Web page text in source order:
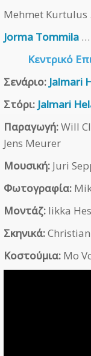
Mehmet
Jorma Tommila …
Κεντρικό
Σενάριο: Jalmari
Στόρι: Jalmari
Παραγωγή:Will
Jens Meurer
Μουσική: Juri
Φωτογραφία:
Μοντάζ: Iikka
Σκηνικά:
Κοστούμια: Mo